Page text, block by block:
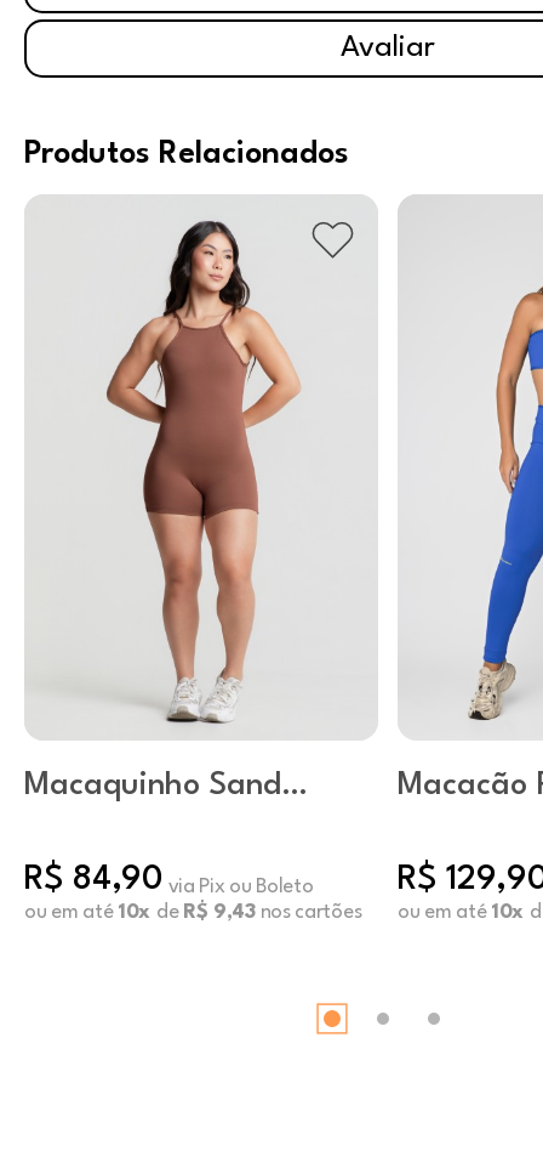
Avaliar
Produtos Relacionados
Macaquinho Sand
R$ 84,90 via Pix ou Boleto
ou em até 10x de R$ 9,43nos cartões
Macacão
R$
ou em até 10x